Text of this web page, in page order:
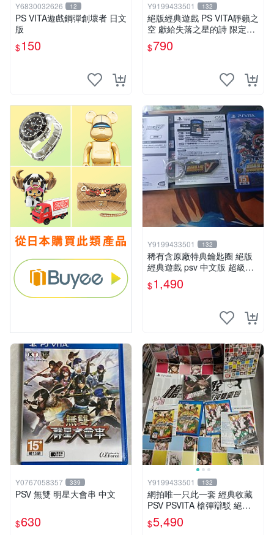
Y6830032626 12
PS VITA遊戲鋼彈創壞者 日文
版
$150
Y9199433501 132
絕版經典遊戲 PS VITA靜籟之
空 獻給失落之星的詩 限定版
「AGENT PACK」 日版 無遊
戲片
$790
Y9199433501 132
稀有含原廠特典鑰匙圈 絕版
經典遊戲 psv 中文版 超級機
器人大戰V
$1,490
Y0767058357 339
PSV 無雙 明星大會串 中文
$630
Y9199433501 132
網拍唯一只此一套 經典收藏
PSV PSVITA 槍彈辯駁 絕望
再現雙重包 中日文合版
$5,490